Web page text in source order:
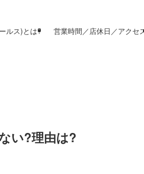
ルス)とは? 営業時間／店休日／アクセ
い?理由は?